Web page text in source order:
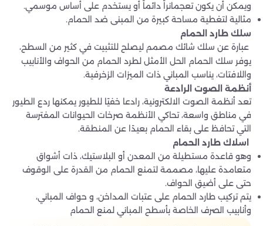
ويمكن أن يكون تعجمانراً دائماً أو يستخدم على أساس موسمي.
مثالية لتغطية مساحة كبيرة من المبنى ضد الحمام.
سلك طارد الحمام
عبارة عن سلك شائك مصمم ليصلح للتثبيت في كثير من السطح،
يوفر سلك الحمام الحل الأمثل لطرد الحمام من الحواف والأنابيب
واللافتات، يناسب المباني ذات الميزات الزخرفية.
أنظمة الصوت الرادعة
تعد أنظمة الصوت الالكترونية، رادعا خفيًا للطيور يمكنها ردع الطيور
في مناطق واسعة، تحاكي الأنظمة صرخات الحيوانات المفترسة
التي تحافظ على بقاء الحمام بعيدًا عن المنطقة.
اسلاك طارد الحمام
وهو قاعدة مستطيلة من المعدن أو البلاستيك، ذات أشواق
متعامدة عليها، مصممة لتمنع الحمام من القدرة على الوقوف
حتى على أضيق الحواف.
يتم تركيب طارد الحمام على عتبات المداخن، و حواف المباني،
وأنابيب الصرف الخاصة بأسطح المباني لمنع الحمام